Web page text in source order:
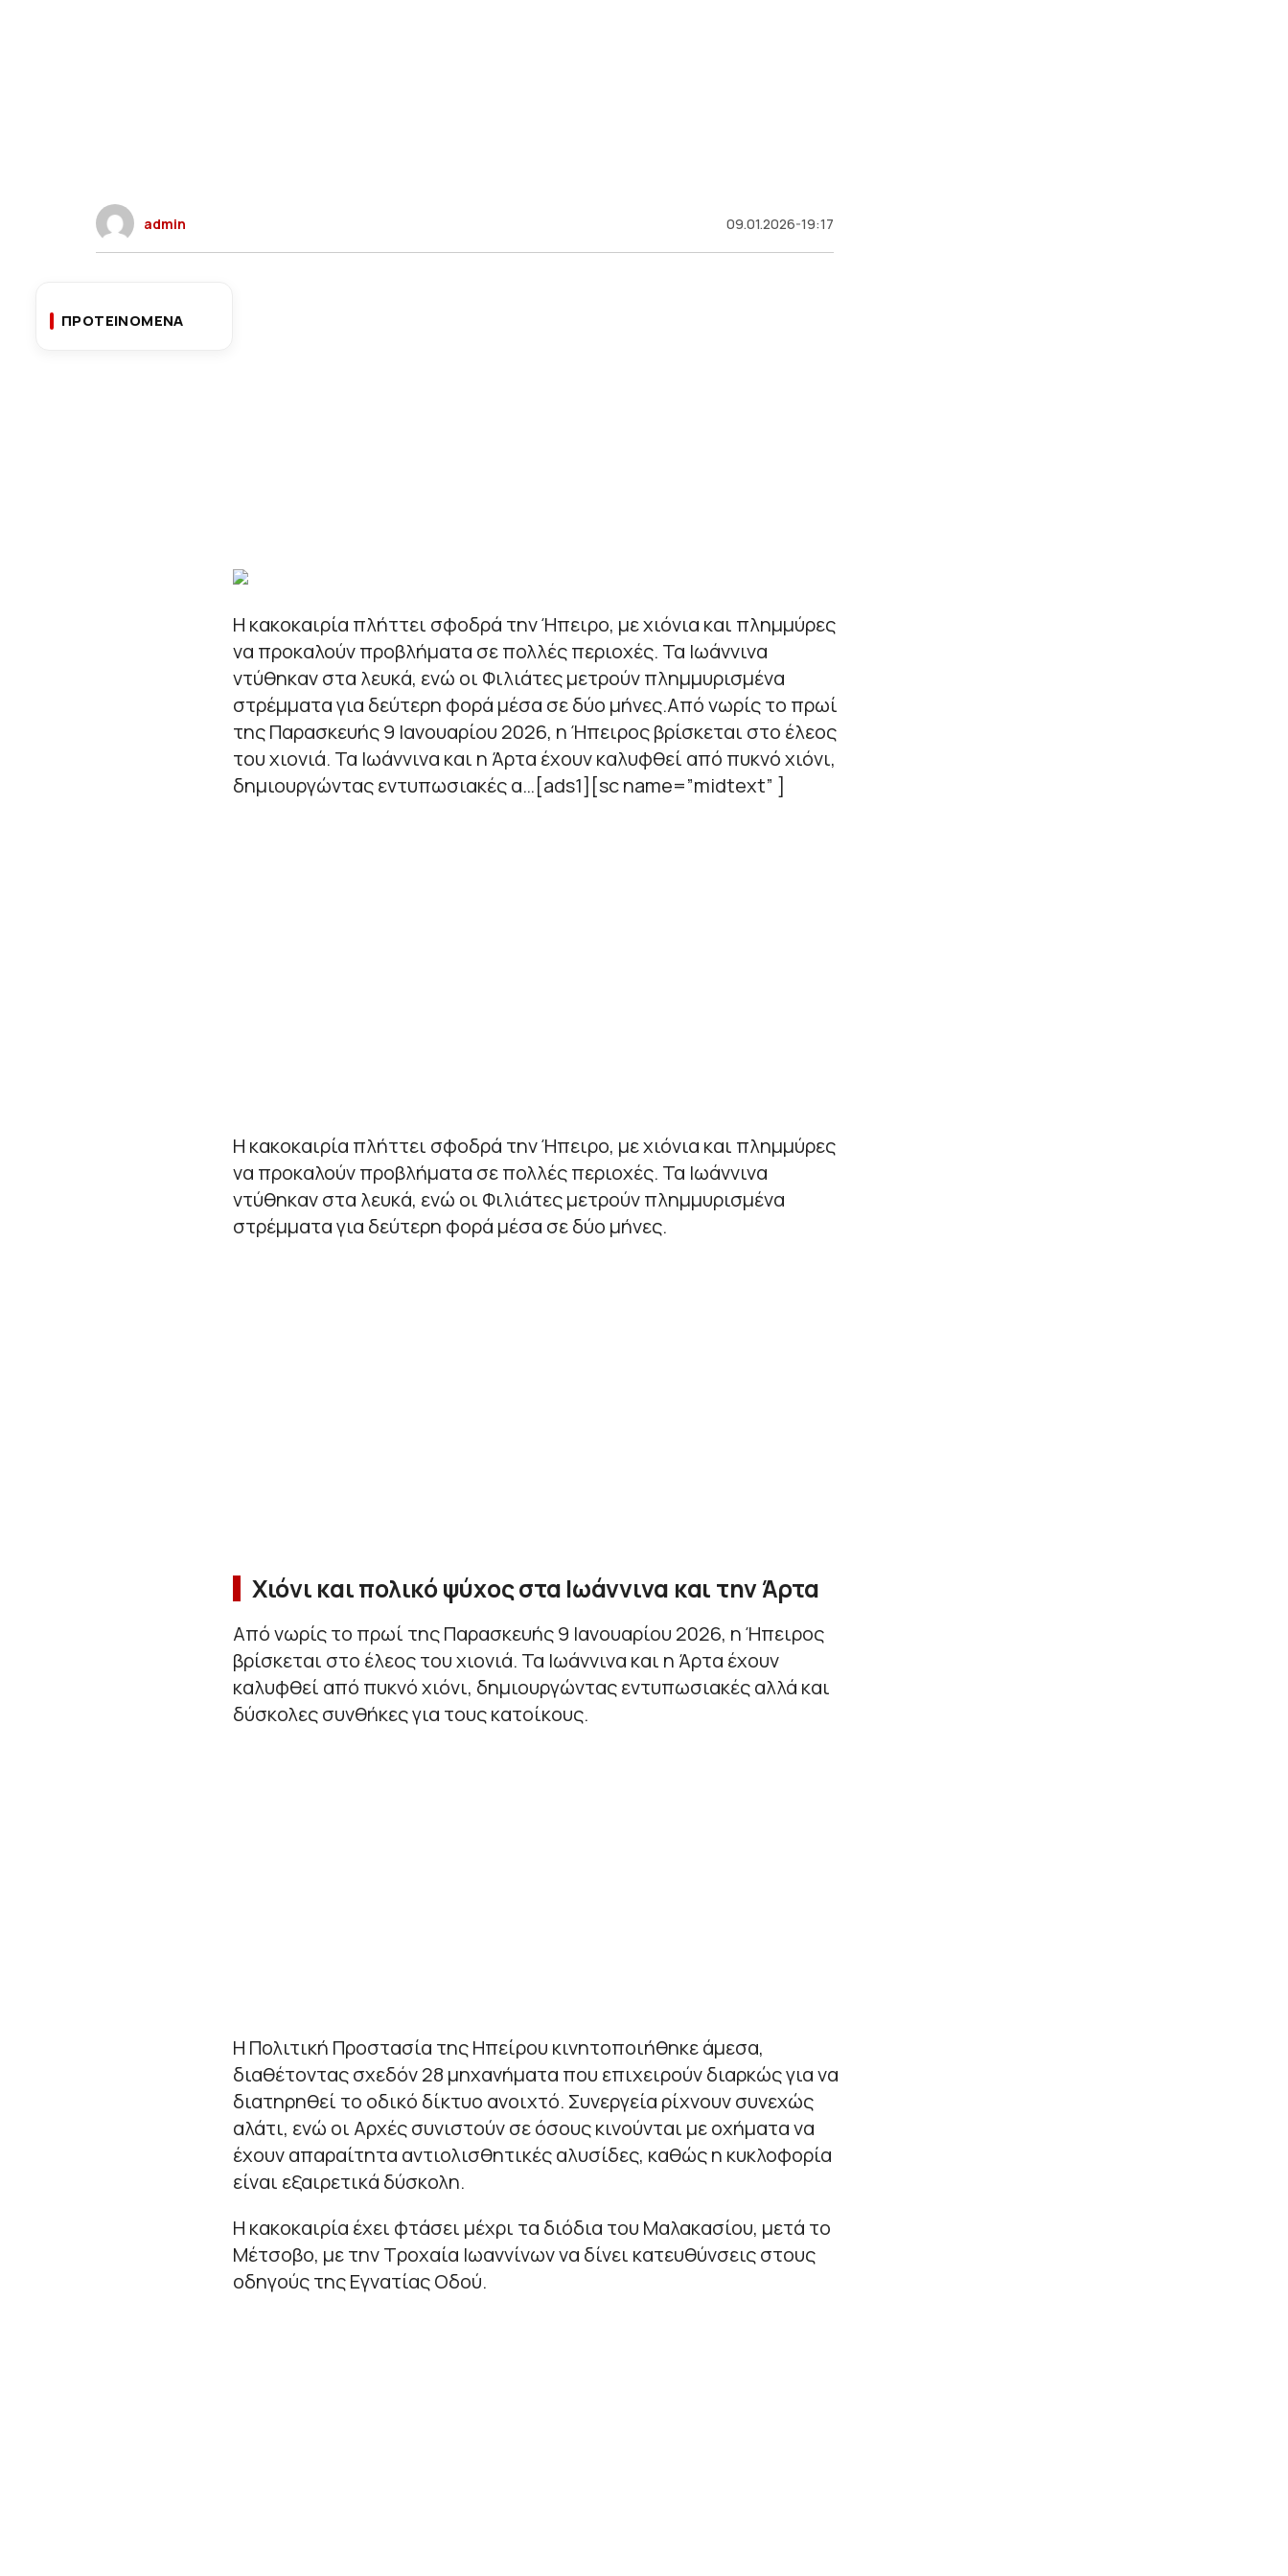
admin 09.01.2026-19:17
ΠΡΟΤΕΙΝΟΜΕΝΑ
Η κακοκαιρία πλήττει σφοδρά την Ήπειρο, με χιόνια και πλημμύρες
να προκαλούν προβλήματα σε πολλές περιοχές. Τα Ιωάννινα
ντύθηκαν στα λευκά, ενώ οι Φιλιάτες μετρούν πλημμυρισμένα
στρέμματα για δεύτερη φορά μέσα σε δύο μήνες.Από νωρίς το πρωί
της Παρασκευής 9 Ιανουαρίου 2026, η Ήπειρος βρίσκεται στο έλεος
του χιονιά. Τα Ιωάννινα και η Άρτα έχουν καλυφθεί από πυκνό χιόνι,
δημιουργώντας εντυπωσιακές α…[ads1][sc name=”midtext” ]
Η κακοκαιρία πλήττει σφοδρά την Ήπειρο, με χιόνια και πλημμύρες
να προκαλούν προβλήματα σε πολλές περιοχές. Τα Ιωάννινα
ντύθηκαν στα λευκά, ενώ οι Φιλιάτες μετρούν πλημμυρισμένα
στρέμματα για δεύτερη φορά μέσα σε δύο μήνες.
Χιόνι και πολικό ψύχος στα Ιωάννινα και την Άρτα
Από νωρίς το πρωί της Παρασκευής 9 Ιανουαρίου 2026, η Ήπειρος
βρίσκεται στο έλεος του χιονιά. Τα Ιωάννινα και η Άρτα έχουν
καλυφθεί από πυκνό χιόνι, δημιουργώντας εντυπωσιακές αλλά και
δύσκολες συνθήκες για τους κατοίκους.
Η Πολιτική Προστασία της Ηπείρου κινητοποιήθηκε άμεσα,
διαθέτοντας σχεδόν 28 μηχανήματα που επιχειρούν διαρκώς για να
διατηρηθεί το οδικό δίκτυο ανοιχτό. Συνεργεία ρίχνουν συνεχώς
αλάτι, ενώ οι Αρχές συνιστούν σε όσους κινούνται με οχήματα να
έχουν απαραίτητα αντιολισθητικές αλυσίδες, καθώς η κυκλοφορία
είναι εξαιρετικά δύσκολη.
Η κακοκαιρία έχει φτάσει μέχρι τα διόδια του Μαλακασίου, μετά το
Μέτσοβο, με την Τροχαία Ιωαννίνων να δίνει κατευθύνσεις στους
οδηγούς της Εγνατίας Οδού.